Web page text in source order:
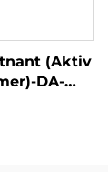
(Aktiv
DA-